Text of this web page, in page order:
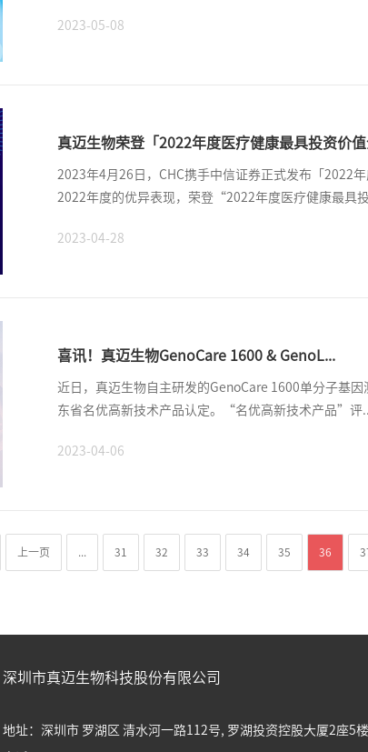
2023-05-08
真迈生物荣登「2022年度医疗健康最具投资价值
2023年4月26日，CHC携手中信证券正式发布「2022
2022年度的优异表现，荣登“2022年度医疗健康最具
2023-04-28
喜讯！真迈生物GenoCare 1600 & GenoL...
近日，真迈生物自主研发的GenoCare 1600单分子基
东省名优高新技术产品认定。“名优高新技术产品”评
2023-04-06
上一页 31 32 33 34 35 36
深圳市真迈生物科技股份有限公司
地址：深圳市 罗湖区 清水河一路112号, 罗湖投资控股大厦2座5